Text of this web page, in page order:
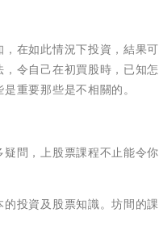
在如此情況下投資，結果
令自己在初買股時，已知
重要那些是不相關的。
問，上股票課程不止能令
投資及股票知識。坊間的